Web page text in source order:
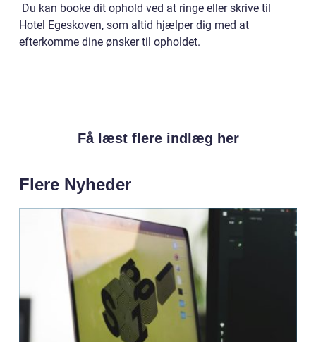
Du kan booke dit ophold ved at ringe eller skrive til
Hotel Egeskoven, som altid hjælper dig med at
efterkomme dine ønsker til opholdet.
Få læst flere indlæg her
Flere Nyheder